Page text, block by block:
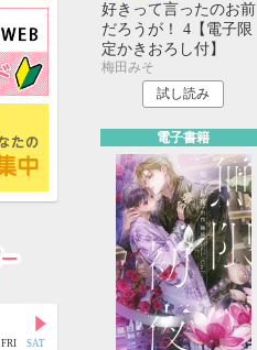
好きって言ったのお前
だろうが！ 4【電子限
定かきおろし付】
梅田みそ
試し読み
電子書籍
FRI SAT
9月
MON TUE WED THU FRI SAT